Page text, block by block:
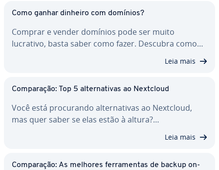
Como ganhar dinheiro com domínios?
Comprar e vender domínios pode ser muito
lucrativo, basta saber como fazer. Descubra como…
Leia mais
Com­pa­ra­ção: Top 5 al­ter­na­ti­vas ao Nextcloud
Você está pro­cu­rando al­ter­na­ti­vas ao Nextcloud,
mas quer saber se elas estão à altura?…
Leia mais
Com­pa­ra­ção: As melhores fer­ra­men­tas de backup on-